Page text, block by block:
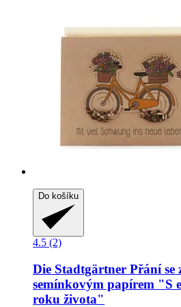
Do košíku
4.5 (2)
Die Stadtgärtner Přání se
semínkovým papírem "S
roku života"